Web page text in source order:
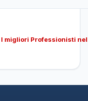
I migliori Professionisti